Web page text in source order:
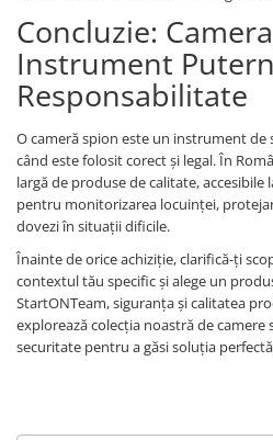
Concluzie:
Instrument
Responsabilitate
O cameră spion este un instrument
când este folosit corect și legal. În
largă de produse de calitate,
pentru monitorizarea locuinței,
dovezi în situații dificile.
Înainte de orice achiziție, clarifică-ți
contextul tău specific și alege un
StartONTeam, siguranța și calitatea
explorează colecția noastră de camere
securitate pentru a găsi soluția